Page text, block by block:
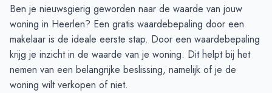
Maart
€ 306.789 € 285.612
April
€ 309.582 € 287.561
Mei
€ 306.762 € 278.941
Juni
€ 313.996 € 275.796
Ben je nieuwsgierig geworden naar de waarde van jouw
woning in Heerlen? Een gratis waardebepaling door een
makelaar is de ideale eerste stap. Door een waardebepaling
krijg je inzicht in de waarde van je woning. Dit helpt bij het
nemen van een belangrijke beslissing, namelijk of je de
woning wilt verkopen of niet.